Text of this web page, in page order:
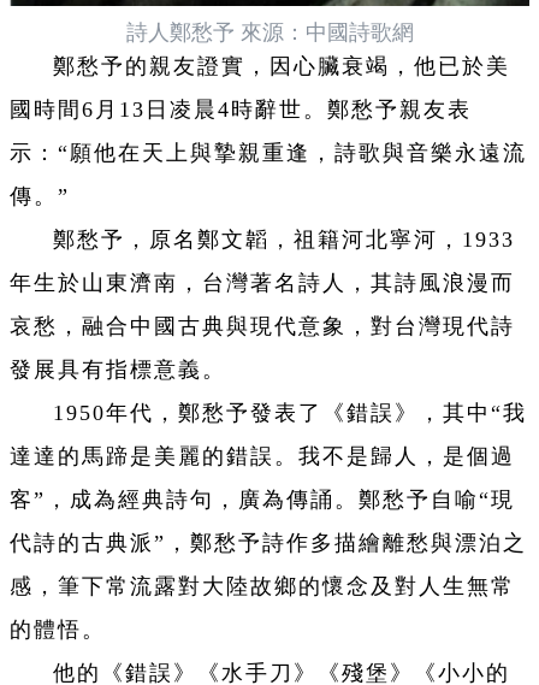
詩人鄭愁予 來源：中國詩歌網
鄭愁予的親友證實，因心臟衰竭，他已於美
國時間6月13日凌晨4時辭世。鄭愁予親友表
示：“願他在天上與摯親重逢，詩歌與音樂永遠流
傳。”
鄭愁予，原名鄭文韜，祖籍河北寧河，1933
年生於山東濟南，台灣著名詩人，其詩風浪漫而
哀愁，融合中國古典與現代意象，對台灣現代詩
發展具有指標意義。
1950年代，鄭愁予發表了《錯誤》，其中“我
達達的馬蹄是美麗的錯誤。我不是歸人，是個過
客”，成為經典詩句，廣為傳誦。鄭愁予自喻“現
代詩的古典派”，鄭愁予詩作多描繪離愁與漂泊之
感，筆下常流露對大陸故鄉的懷念及對人生無常
的體悟。
他的《錯誤》《水手刀》《殘堡》《小小的